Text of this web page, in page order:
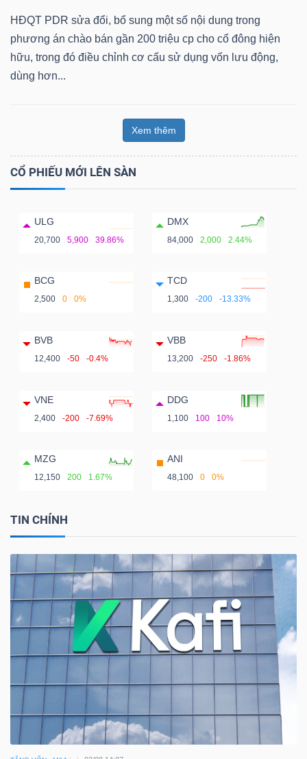
HĐQT PDR sửa đổi, bổ sung một số nội dung trong
phương án chào bán gần 200 triệu cp cho cổ đông hiện
hữu, trong đó điều chỉnh cơ cấu sử dụng vốn lưu động,
dùng hơn...
Xem thêm
CỔ PHIẾU MỚI LÊN SÀN
ULG
20,700 5,900 39.86%
DMX
84,000 2,000 2.44%
BCG
2,500 0 0%
TCD
1,300 -200 -13.33%
BVB
12,400 -50 -0.4%
VBB
13,200 -250 -1.86%
VNE
2,400 -200 -7.69%
DDG
1,100 100 10%
MZG
12,150 200 1.67%
ANI
48,100 0 0%
TIN CHÍNH